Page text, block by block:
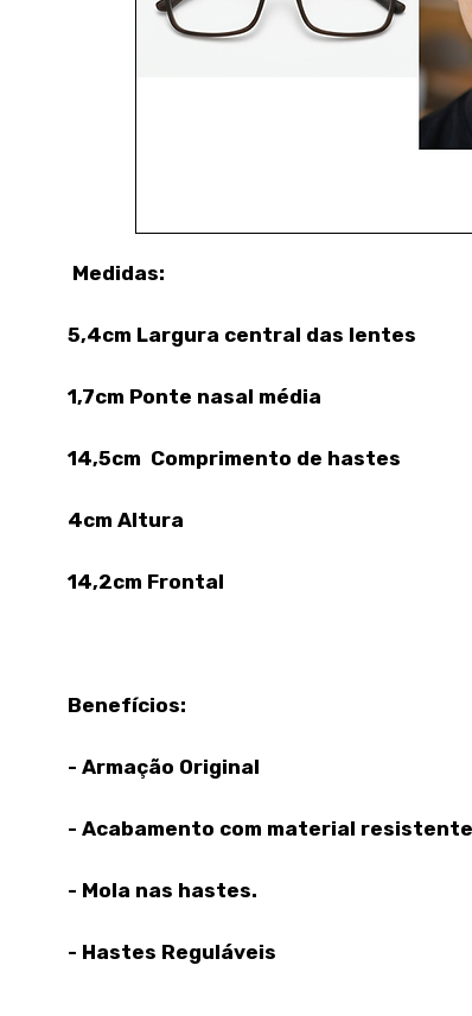
Medidas:
5,4cm Largura central das lentes
1,7cm Ponte nasal média
14,5cm Comprimento de hastes
4cm Altura
14,2cm Frontal
Benefícios:
- Armação Original
- Acabamento com material
- Mola nas hastes.
- Hastes Reguláveis